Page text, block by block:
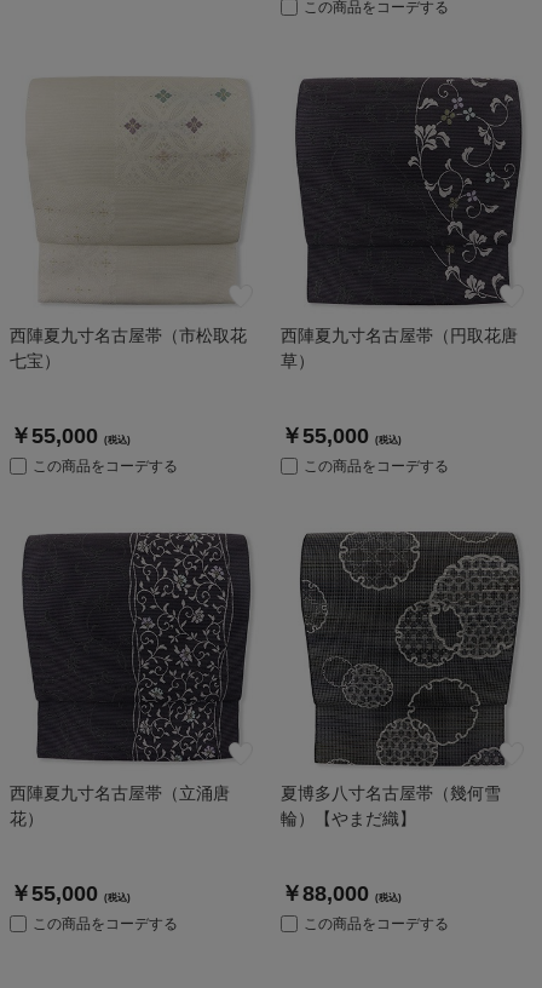
この商品をコーデする
西陣夏九寸名古屋帯（市松取花
七宝）
￥55,000 (税込)
この商品をコーデする
西陣夏九寸名古屋帯（円取花唐
草）
￥55,000 (税込)
この商品をコーデする
西陣夏九寸名古屋帯（立涌唐
花）
￥55,000 (税込)
この商品をコーデする
夏博多八寸名古屋帯（幾何雪
輪）【やまだ織】
￥88,000 (税込)
この商品をコーデする